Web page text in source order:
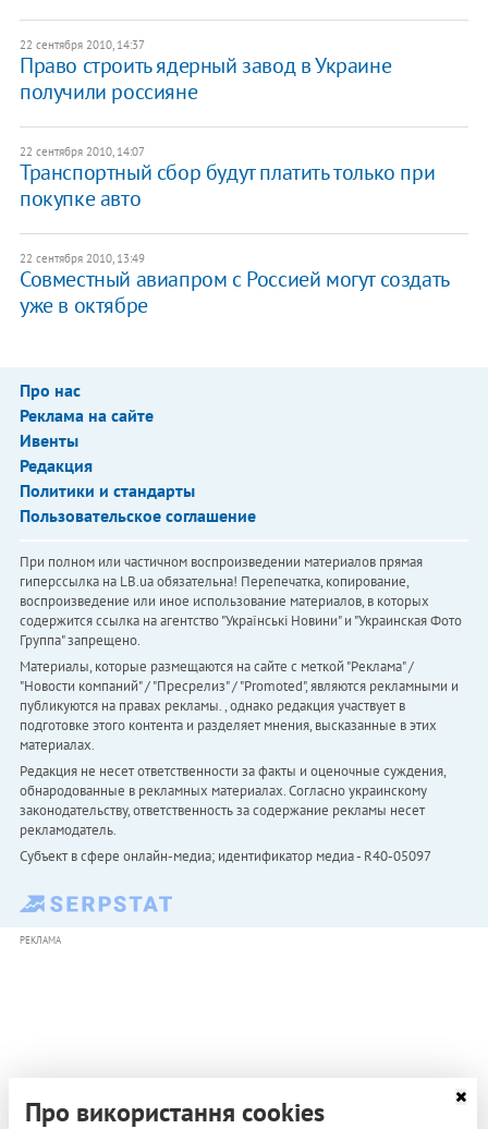
22 сентября 2010, 14:37
Право строить ядерный завод в Украине
получили россияне
22 сентября 2010, 14:07
Транспортный сбор будут платить только при
покупке авто
22 сентября 2010, 13:49
Совместный авиапром с Россией могут создать
уже в октябре
Про нас
Реклама на сайте
Ивенты
Редакция
Политики и стандарты
Пользовательское соглашение
При полном или частичном воспроизведении материалов прямая
гиперссылка на LB.ua обязательна! Перепечатка, копирование,
воспроизведение или иное использование материалов, в которых
содержится ссылка на агентство "Українськi Новини" и "Украинская Фото
Группа" запрещено.
Материалы, которые размещаются на сайте с меткой "Реклама" /
"Новости компаний" / "Пресрелиз" / "Promoted", являются рекламными и
публикуются на правах рекламы. , однако редакция участвует в
подготовке этого контента и разделяет мнения, высказанные в этих
материалах.
Редакция не несет ответственности за факты и оценочные суждения,
обнародованные в рекламных материалах. Согласно украинскому
законодательству, ответственность за содержание рекламы несет
рекламодатель.
Субъект в сфере онлайн-медиа; идентификатор медиа - R40-05097
РЕКЛАМА
Про використання cookies